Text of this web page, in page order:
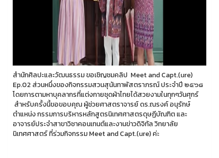
สำนักศิลปะและวัฒนธรรม ขอเชิญชมคลิป Meet and Capt.(ure)
Ep.02 ส่วนหนึ่งของกิจกรรมสวนสุนันทาพัสตราภรณ์ ประจำปี ๒๕๖๘
โดยการตามหาบุคลากรที่แต่งกายชุดผ้าไทยได้สวยงามในทุกๆวันศุกร์
สำหรับครั้งนี้ขอขอบคุณ ผู้ช่วยศาสตราจารย์ ดร.ณรงค์ อนุรักษ์
ตำแหน่ง กรรมการบริหารหลักสูตรนิเทศศาสตรดุษฏีบัณฑิต และ
อาจารย์ประจำสาขาวิชาคอนเทนต์และงานข่าวดิจิทัล วิทยาลัย
นิเทศศาสตร์ ที่ร่วมกิจกรรม Meet and Capt.(ure) ค่ะ